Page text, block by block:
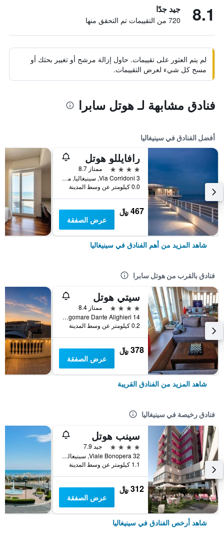
8.1 جيد جدًا
720 من التقييمات تم التحقق منها
لم يتم العثور على تقييمات. حاول إزالة مرشح أو تغيير بحثك أو
مسح كل شيء لعرض التقييمات.
فنادق مشابهة لـ هوتل سابرا
أفضل الفنادق في سينيغاليا
رافايللو هوتل
4 نجوم
ممتاز 8.7
Via Corridoni 3, سينيغاليا, مقاطعة أنكونا, إيطاليا
0.0 كيلومتر عن وسط المدينة
467 ﷼
عرض الصفقة
شاهد المزيد من أهم الفنادق في سينيغاليا
فنادق بالقرب من هوتل سابرا
سيتي هوتل
4 نجوم
ممتاز 8.4
Lungomare Dante Alighieri 14, سينيغاليا, مقاطعة أنكونا, إيطاليا
0.2 كيلومتر عن وسط المدينة
378 ﷼
عرض الصفقة
شاهد المزيد من الفنادق القريبة
فنادق رخيصة في سينيغاليا
سينب هوتل
4 نجوم
جيد 7.9
Viale Bonopera 32, سينيغاليا, مقاطعة أنكونا, إيطاليا
1.1 كيلومتر عن وسط المدينة
312 ﷼
عرض الصفقة
شاهد أرخص الفنادق في سينيغاليا